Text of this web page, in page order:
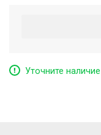
Уточните